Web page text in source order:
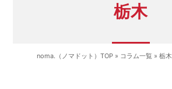
栃木
noma.（ノマドット）TOP» コラム一覧» 栃木